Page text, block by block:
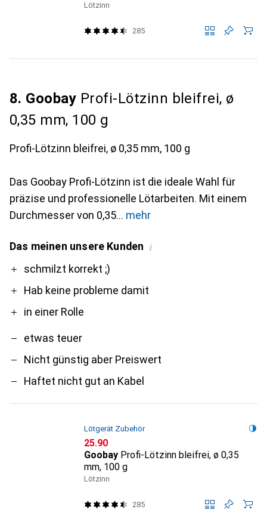
Lötzinn
285
8. Goobay Profi-Lötzinn bleifrei, ø
0,35 mm, 100 g
Profi-Lötzinn bleifrei, ø 0,35 mm, 100 g
Das Goobay Profi-Lötzinn ist die ideale Wahl für
präzise und professionelle Lötarbeiten. Mit einem
Durchmesser von 0,35
mehr
Das meinen unsere Kunden i
Proschmilzt korrekt ;)
Hab keine probleme damit
in einer Rolle
Contra
etwas teuer
Nicht günstig aber Preiswert
Haftet nicht gut an Kabel
Lötgerät Zubehör
CHF
25.90
Goobay Profi-Lötzinn bleifrei, ø 0,35
mm, 100 g
Lötzinn
285